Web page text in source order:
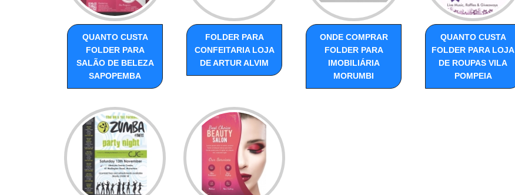
QUANTO CUSTA
FOLDER PARA
SALÃO DE BELEZA
SAPOPEMBA
FOLDER PARA
CONFEITARIA LOJA
DE ARTUR ALVIM
ONDE COMPRAR
FOLDER PARA
IMOBILIÁRIA
MORUMBI
QUANTO CUSTA
FOLDER PARA LOJA
DE ROUPAS VILA
POMPEIA